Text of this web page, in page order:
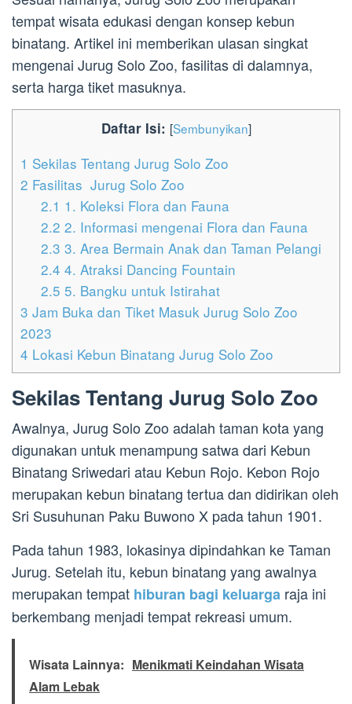
tempat wisata edukasi dengan konsep kebun
binatang. Artikel ini memberikan ulasan singkat
mengenai Jurug Solo Zoo, fasilitas di dalamnya,
serta harga tiket masuknya.
Daftar Isi: [Sembunyikan]
1 Sekilas Tentang Jurug Solo Zoo
2 Fasilitas Jurug Solo Zoo
2.1 1. Koleksi Flora dan Fauna
2.2 2. Informasi mengenai Flora dan Fauna
2.3 3. Area Bermain Anak dan Taman Pelangi
2.4 4. Atraksi Dancing Fountain
2.5 5. Bangku untuk Istirahat
3 Jam Buka dan Tiket Masuk Jurug Solo Zoo
2023
4 Lokasi Kebun Binatang Jurug Solo Zoo
Sekilas Tentang Jurug Solo Zoo
Awalnya, Jurug Solo Zoo adalah taman kota yang
digunakan untuk menampung satwa dari Kebun
Binatang Sriwedari atau Kebun Rojo. Kebon Rojo
merupakan kebun binatang tertua dan didirikan oleh
Sri Susuhunan Paku Buwono X pada tahun 1901.
Pada tahun 1983, lokasinya dipindahkan ke Taman
Jurug. Setelah itu, kebun binatang yang awalnya
merupakan tempat hiburan bagi keluarga raja ini
berkembang menjadi tempat rekreasi umum.
Wisata Lainnya: Menikmati Keindahan Wisata
Alam Lebak